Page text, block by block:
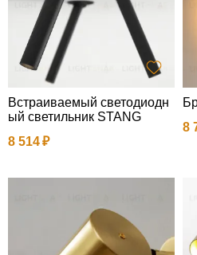
Встраиваемый светодиодн
ый светильник STANG
8 514
8